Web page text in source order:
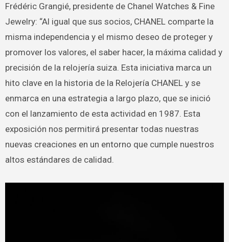
Frédéric Grangié, presidente de Chanel Watches & Fine
Jewelry: “Al igual que sus socios, CHANEL comparte la
misma independencia y el mismo deseo de proteger y
promover los valores, el saber hacer, la máxima calidad y
precisión de la relojería suiza. Esta iniciativa marca un
hito clave en la historia de la Relojería CHANEL y se
enmarca en una estrategia a largo plazo, que se inició
con el lanzamiento de esta actividad en 1987. Esta
exposición nos permitirá presentar todas nuestras
nuevas creaciones en un entorno que cumple nuestros
altos estándares de calidad.